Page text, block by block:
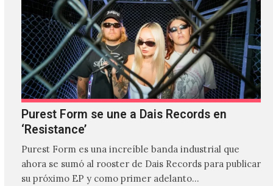
Purest Form se une a Dais Records en
‘Resistance’
Purest Form es una increíble banda industrial que
ahora se sumó al rooster de Dais Records para publicar
su próximo EP y como primer adelanto…